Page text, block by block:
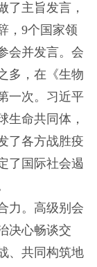
了主旨发言，
，9个国家领
会并发言。会
多，在《生物
一次。习近平
生命共同体，
了各方战胜疫
了国际社会遏
。高级别会
决心畅谈交
、共同构筑地